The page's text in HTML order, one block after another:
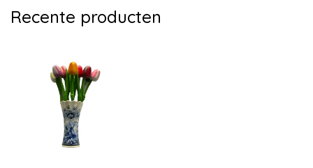
Recente producten